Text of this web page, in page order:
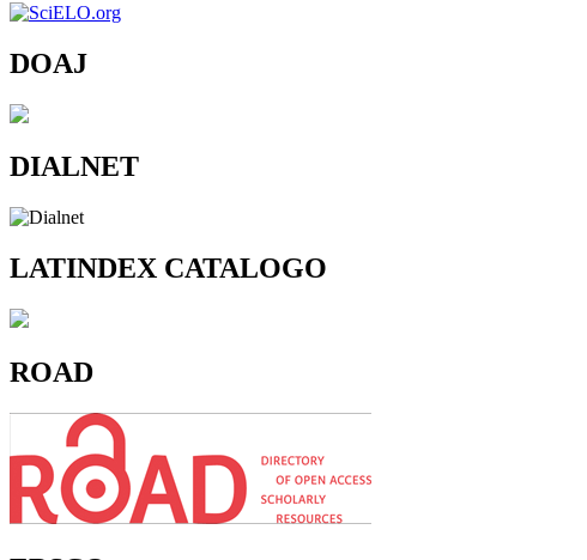
DOAJ
DIALNET
LATINDEX CATALOGO
ROAD